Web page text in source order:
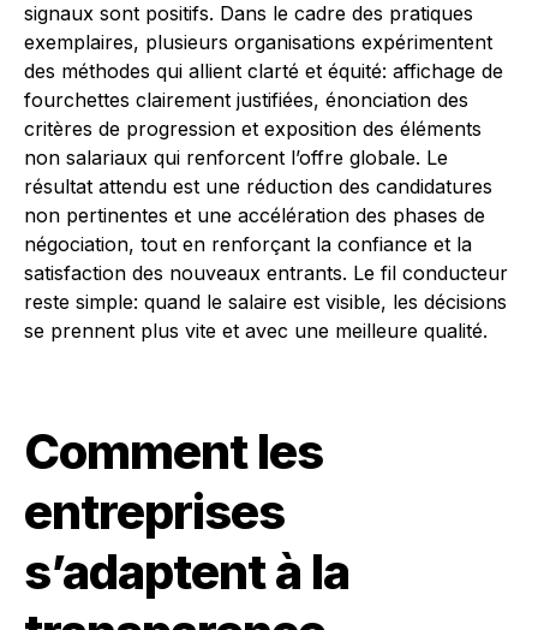
signaux sont positifs. Dans le cadre des pratiques
exemplaires, plusieurs organisations expérimentent
des méthodes qui allient clarté et équité: affichage de
fourchettes clairement justifiées, énonciation des
critères de progression et exposition des éléments
non salariaux qui renforcent l’offre globale. Le
résultat attendu est une réduction des candidatures
non pertinentes et une accélération des phases de
négociation, tout en renforçant la confiance et la
satisfaction des nouveaux entrants. Le fil conducteur
reste simple: quand le salaire est visible, les décisions
se prennent plus vite et avec une meilleure qualité.
Comment les
entreprises
s’adaptent à la